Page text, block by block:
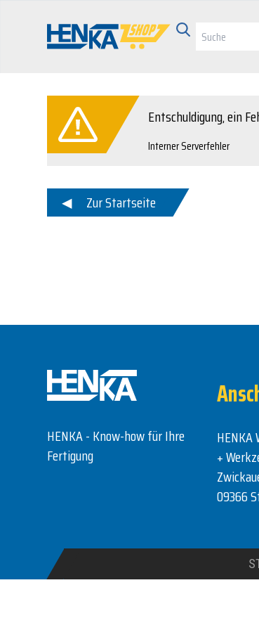
Entschuldigung, ein
Interner Serverfehler
Zur Startseite
HENKA - Know-how für Ihre
Fertigung
HENKA
+
09366